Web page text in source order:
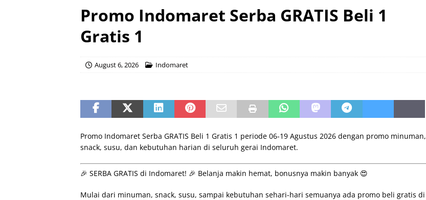
Promo Indomaret Serba GRATIS Beli 1
Gratis 1
August 6, 2026 Indomaret
Promo Indomaret Serba GRATIS Beli 1 Gratis 1 periode 06-19 Agustus 2026 dengan promo minuman,
snack, susu, dan kebutuhan harian di seluruh gerai Indomaret.
🎉 SERBA GRATIS di Indomaret! 🎉 Belanja makin hemat, bonusnya makin banyak 😍
Mulai dari minuman, snack, susu, sampai kebutuhan sehari-hari semuanya ada promo beli gratis di